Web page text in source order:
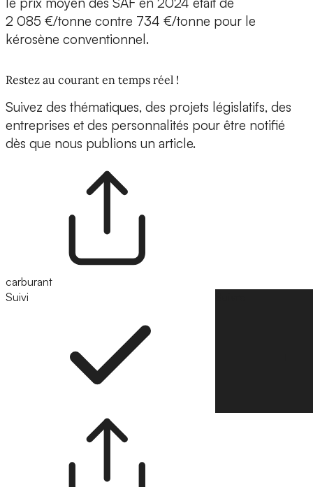
2 085 €/tonne contre 734 €/tonne pour le
kérosène conventionnel.
Restez au courant en temps réel !
Suivez des thématiques, des projets législatifs, des
entreprises et des personnalités pour être notifié
dès que nous publions un article.
carburant
Suivi